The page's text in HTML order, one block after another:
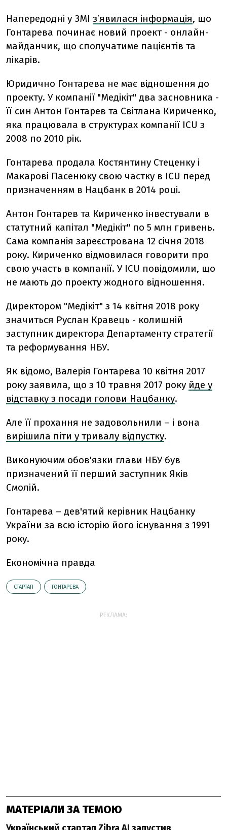
Напередодні у ЗМІ з’явилася інформація, що
Гонтарева починає новий проект - онлайн-
майданчик, що сполучатиме пацієнтів та
лікарів.
Юридично Гонтарева не має відношення до
проекту. У компанії "Медікіт" два засновника -
її син Антон Гонтарев та Світлана Кириченко,
яка працювала в структурах компанії ICU з
2008 по 2010 рік.
Гонтарева продала Костянтину Стеценку і
Макарові Пасенюку свою частку в ICU перед
призначенням в Нацбанк в 2014 році.
Антон Гонтарев та Кириченко інвестували в
статутний капітал "Медікіт" по 5 млн гривень.
Сама компанія зареєстрована 12 січня 2018
року. Кириченко відмовилася говорити про
свою участь в компанії. У ICU повідомили, що
не мають до проекту жодного відношення.
Директором "Meдiкiт" з 14 квітня 2018 року
значиться Руслан Кравець - колишній
заступник директора Департаменту стратегії
та реформування НБУ.
Як відомо, Валерія Гонтарева 10 квітня 2017
року заявила, що з 10 травня 2017 року йде у
відставку з посади голови Нацбанку.
Але її прохання не задовольнили – і вона
вирішила піти у тривалу відпустку.
Виконуючим обов'язки глави НБУ був
призначений її перший заступник Яків
Смолій.
Гонтарева – дев'ятий керівник Нацбанку
України за всю історію його існування з 1991
року.
Економічна правда
СТАРТАП ГОНТАРЕВА
РЕКЛАМА:
МАТЕРІАЛИ ЗА ТЕМОЮ